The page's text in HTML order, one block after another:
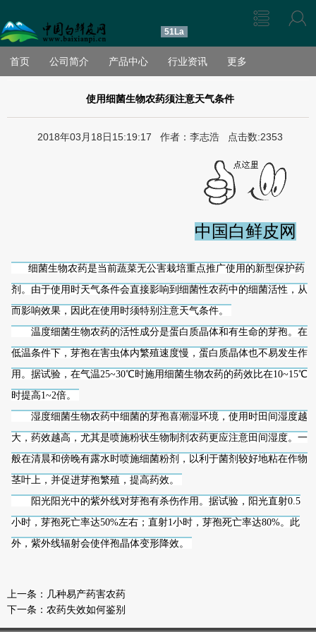
51La
首页 公司简介 产品中心 行业资讯 更多
使用细菌生物农药须注意天气条件
2018年03月18日15:19:17 作者：李志浩 点击数:2353
中国白鲜皮网
细菌生物农药是当前蔬菜无公害栽培重点推广使用的新型保护药
剂。由于使用时天气条件会直接影响到细菌性农药中的细菌活性，从
而影响效果，因此在使用时须特别注意天气条件。
温度细菌生物农药的活性成分是蛋白质晶体和有生命的芽孢。在
低温条件下，芽孢在害虫体内繁殖速度慢，蛋白质晶体也不易发生作
用。据试验，在气温25~30℃时施用细菌生物农药的药效比在10~15℃
时提高1~2倍。
湿度细菌生物农药中细菌的芽孢喜潮湿环境，使用时田间湿度越
大，药效越高，尤其是喷施粉状生物制剂农药更应注意田间湿度。一
般在清晨和傍晚有露水时喷施细菌粉剂，以利于菌剂较好地粘在作物
茎叶上，并促进芽孢繁殖，提高药效。
阳光阳光中的紫外线对芽孢有杀伤作用。据试验，阳光直射0.5
小时，芽孢死亡率达50%左右；直射1小时，芽孢死亡率达80%。此
外，紫外线辐射会使伴孢晶体变形降效。
上一条： 几种易产药害农药
下一条： 农药失效如何鉴别